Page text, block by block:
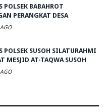
BABAHROT
PERANGKAT DESA
SUSOH SILATURAHMI
MESJID AT-TAQWA SUSOH